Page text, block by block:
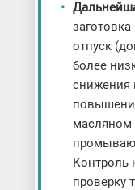
отпуск
более
снижения
масляном
Контроль
проверку